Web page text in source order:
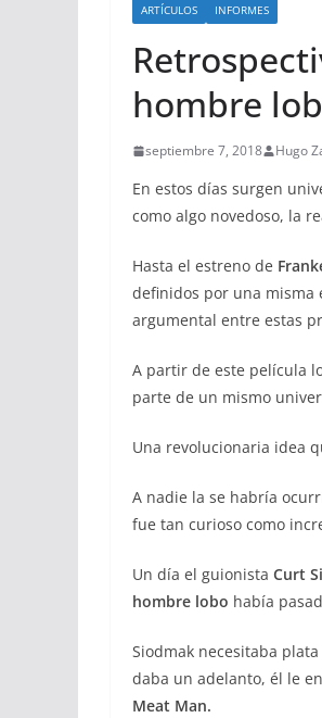
ARTÍCULOS INFORMES
hombre
septiembre 7, 2018 Hugo
En estos días surgen
como algo novedoso, la
Hasta el estreno de
definidos por una misma
argumental entre estas
A partir de este película
parte de un mismo
Una revolucionaria idea
A nadie la se habría
fue tan curioso como
Un día el guionista Curt
hombre lobo había
Siodmak necesitaba
daba un adelanto, él le
Meat Man.